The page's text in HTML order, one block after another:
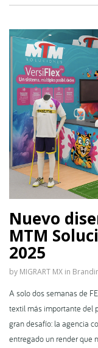
Nuevo
MTM
2025
by MIGRART MX in
A solo dos semanas de
textil más importante del
gran desafío: la agencia
entregado un render que